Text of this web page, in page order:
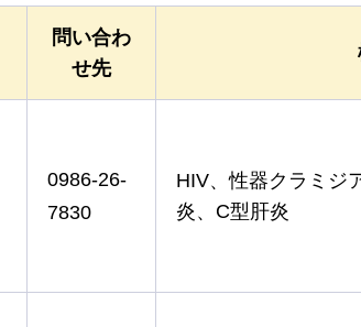
問い合わ
せ先
0986-26-
7830
HIV、性器クラミジ
炎、C型肝炎